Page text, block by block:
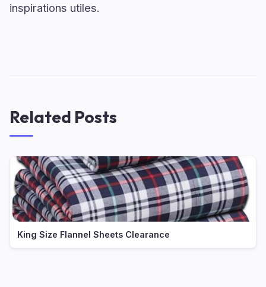
inspirations utiles.
Related Posts
King Size Flannel Sheets Clearance